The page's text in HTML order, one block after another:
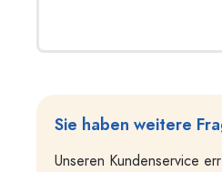
Sie haben weitere
Unseren Kundenservice